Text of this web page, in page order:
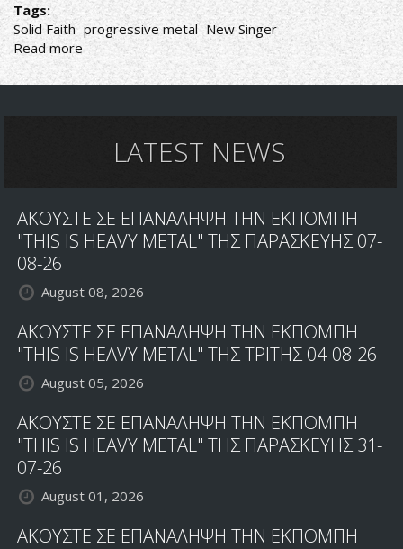
Tags:
Solid Faith progressive metal New Singer
Read more about
SOLID
FAITH:
ΤΡΑΓΟΥΔΙΣΤΗ
LATEST NEWS
ΑΚΟΥΣΤΕ ΣΕ ΕΠΑΝΑΛΗΨΗ ΤΗΝ ΕΚΠΟΜΠΗ
"THIS IS HEAVY METAL" ΤΗΣ ΠΑΡΑΣΚΕΥΗΣ 07-
08-26
August 08, 2026
ΑΚΟΥΣΤΕ ΣΕ ΕΠΑΝΑΛΗΨΗ ΤΗΝ ΕΚΠΟΜΠΗ
"THIS IS HEAVY METAL" ΤΗΣ ΤΡΙΤΗΣ 04-08-26
August 05, 2026
ΑΚΟΥΣΤΕ ΣΕ ΕΠΑΝΑΛΗΨΗ ΤΗΝ ΕΚΠΟΜΠΗ
"THIS IS HEAVY METAL" ΤΗΣ ΠΑΡΑΣΚΕΥΗΣ 31-
07-26
August 01, 2026
ΑΚΟΥΣΤΕ ΣΕ ΕΠΑΝΑΛΗΨΗ ΤΗΝ ΕΚΠΟΜΠΗ